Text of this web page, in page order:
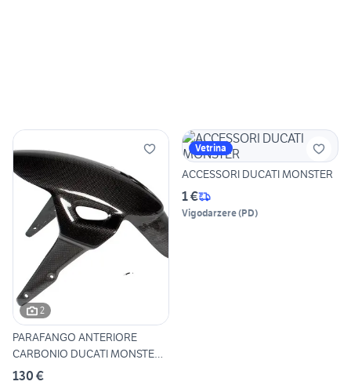
2
PARAFANGO ANTERIORE
CARBONIO DUCATI MONSTER
620 69
130 €
Vetrina
ACCESSORI DUCATI MONSTER
1 €
Vigodarzere(PD)